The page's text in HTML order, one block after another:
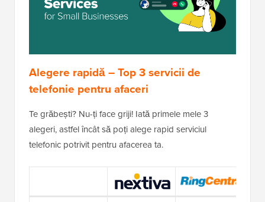
Alegere rapidă – Top 3 servicii de
telefonie pentru afaceri
Te grăbești? Nu-ți face griji! Iată primele mele 3
alegeri, astfel încât să poți alege rapid serviciul
telefonic potrivit pentru afacerea ta.